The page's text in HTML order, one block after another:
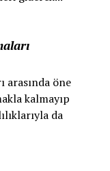
arasında öne
kalmayıp
da